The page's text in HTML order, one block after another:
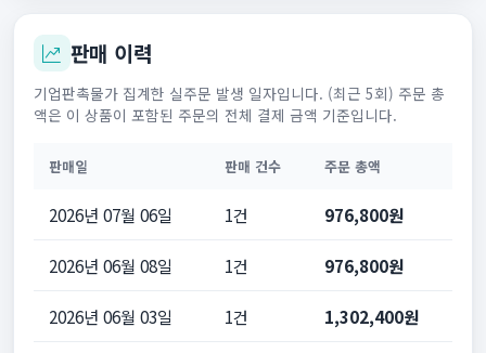
판매 이력
기업판촉물가 집계한 실주문 발생 일자입니다. (최근 5회) 주문 총
액은 이 상품이 포함된 주문의 전체 결제 금액 기준입니다.
판매일 판매 건수 주문 총액
2026년 07월 06일 1건 976,800원
2026년 06월 08일 1건 976,800원
2026년 06월 03일 1건 1,302,400원